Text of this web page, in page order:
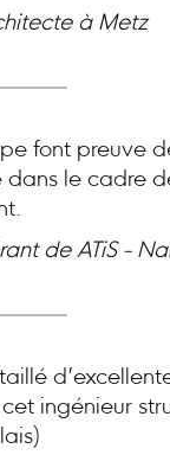
à Metz
font preuve
dans le cadre
de ATiS -
ingénieur